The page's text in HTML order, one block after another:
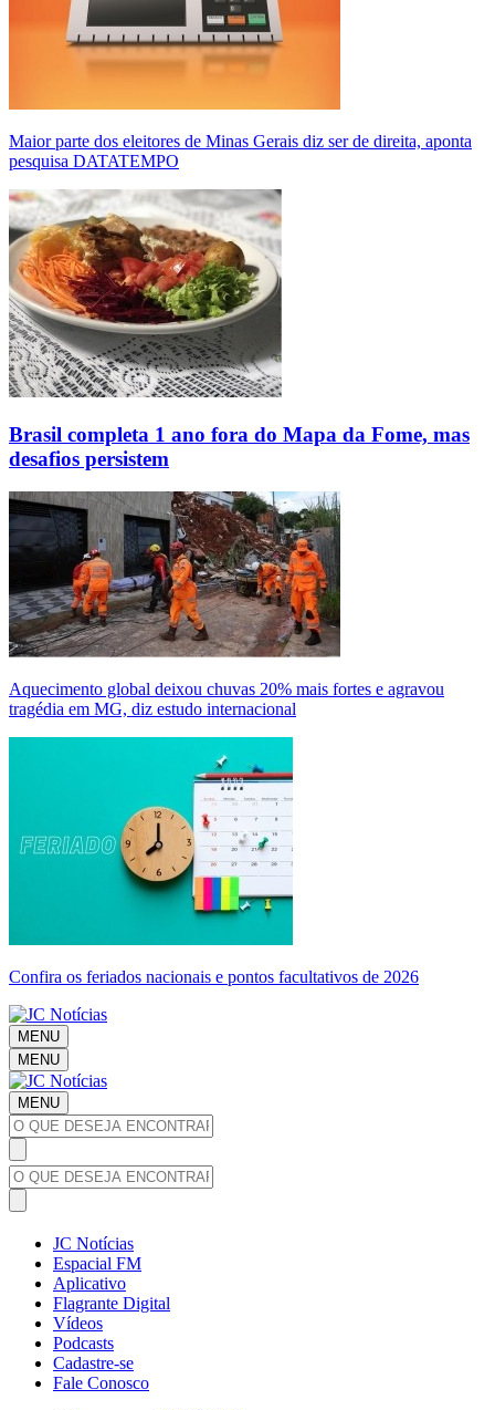
Maior parte dos eleitores de Minas Gerais diz ser de direita, aponta
pesquisa DATATEMPO
Brasil completa 1 ano fora do Mapa da Fome, mas
desafios persistem
Aquecimento global deixou chuvas 20% mais fortes e agravou
tragédia em MG, diz estudo internacional
Confira os feriados nacionais e pontos facultativos de 2026
MENU
MENU
MENU
JC Notícias
Espacial FM
Aplicativo
Flagrante Digital
Vídeos
Podcasts
Cadastre-se
Fale Conosco